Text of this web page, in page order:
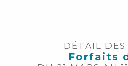
DÉTAIL DES
Forfaits